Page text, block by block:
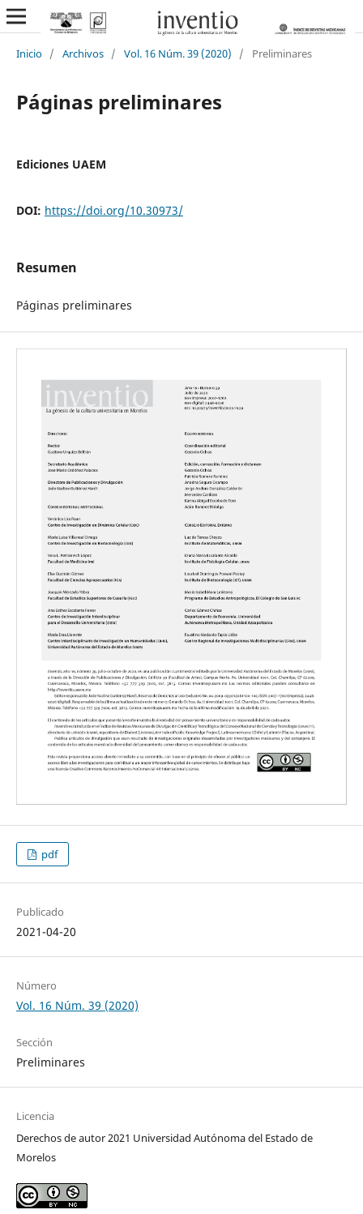
Inicio / Archivos / Vol. 16 Núm. 39 (2020) / Preliminares
Páginas preliminares
Ediciones UAEM
DOI: https://doi.org/10.30973/
Resumen
Páginas preliminares
pdf
Publicado
2021-04-20
Número
Vol. 16 Núm. 39 (2020)
Sección
Preliminares
Licencia
Derechos de autor 2021 Universidad Autónoma del Estado de
Morelos